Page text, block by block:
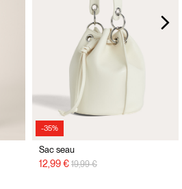
-35%
Sac seau
12,99 € Prix réduit de
19,99 €à